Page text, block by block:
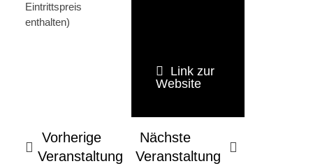
Eintrittspreis
enthalten)
Link zur
Website
Vorherige
Veranstaltung
Nächste
Veranstaltung